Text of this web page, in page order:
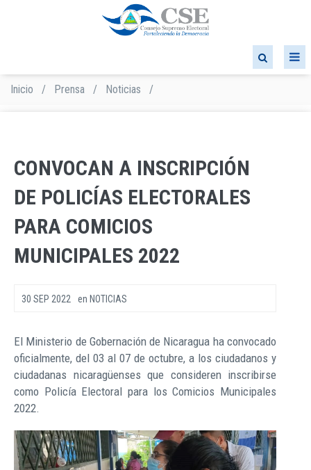
Sobrescribir
la
Inicio / Prensa / Noticias /
CONVOCAN A INSCRIPCIÓN
DE POLICÍAS ELECTORALES
PARA COMICIOS
MUNICIPALES 2022
30 SEP 2022 en NOTICIAS
El Ministerio de Gobernación de Nicaragua ha convocado
oficialmente, del 03 al 07 de octubre, a los ciudadanos y
ciudadanas nicaragüenses que consideren inscribirse
como Policía Electoral para los Comicios Municipales
2022.